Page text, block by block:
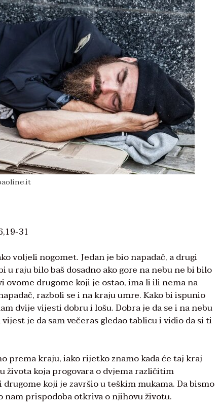
31
voljeli nogomet. Jedan je bio napadač, a drugi
raju bilo baš dosadno ako gore na nebu ne bi bilo
drugome koji je ostao, ima li ili nema na
razboli se i na kraju umre. Kako bi ispunio
dvije vijesti dobru i lošu. Dobra je da se i na nebu
je da sam večeras gledao tablicu i vidio da si ti
prema kraju, iako rijetko znamo kada će taj kraj
života koja progovara o dvjema različitim
koji je završio u teškim mukama. Da bismo
prispodoba otkriva o njihovu životu.